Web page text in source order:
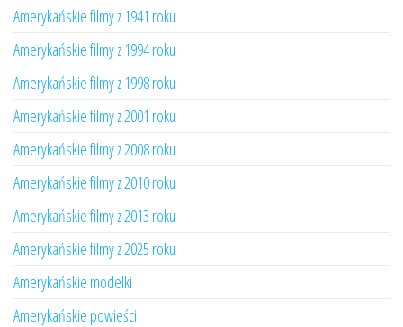
Amerykańskie filmy z 1941 roku
Amerykańskie filmy z 1994 roku
Amerykańskie filmy z 1998 roku
Amerykańskie filmy z 2001 roku
Amerykańskie filmy z 2008 roku
Amerykańskie filmy z 2010 roku
Amerykańskie filmy z 2013 roku
Amerykańskie filmy z 2025 roku
Amerykańskie modelki
Amerykańskie powieści